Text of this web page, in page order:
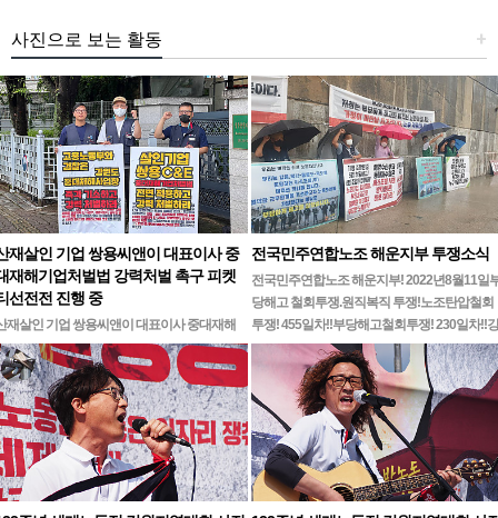
+
사진으로 보는 활동
재살인 기업 쌍용씨앤이 대표이사 중
재해기업처벌법 강력처벌 촉구 피켓
선전전 진행 중
재살인 기업 쌍용씨앤이 대표이사 중대재해
업처벌법 강력처벌 촉구민주노총 강원지역본
무기한 피켓시위 14일차고용노동부 강원지
앞 1인시위 진…
전국민주연합노조 해운지부 투쟁소식
전국민주연합노조 해운지부! 2022년8월11일
당해고 철회투쟁.원직복직 투쟁!노조탄압철회
투쟁! 455일차!!부당해고철회투쟁! 230일차!!강
릉ㆍ…